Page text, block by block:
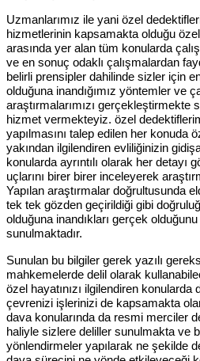
Uzmanlarımız ile yani özel
hizmetlerinin kapsamakta olduğu
arasında yer alan tüm konularda
ve en sonuç odaklı çalışmalardan
belirli prensipler dahilinde sizler için
olduğuna inandığımız yöntemler ve
araştırmalarımızı gerçekleştirmekte
hizmet vermekteyiz. özel
yapılmasını talep edilen her konuda
yakından ilgilendiren evliliğinizin
konularda ayrıntılı olarak her detayı
uçlarını birer birer inceleyerek
Yapılan araştırmalar doğrultusunda
tek tek gözden geçirildiği gibi
olduğuna inandıkları gerçek
sunulmaktadır.
Sunulan bu bilgiler gerek yazılı
mahkemelerde delil olarak
özel hayatınızı ilgilendiren konularda
çevrenizi işlerinizi de kapsamakta
dava konularında da resmi merciler
haliyle sizlere deliller sunulmakta ve
yönlendirmeler yapılarak ne şekilde